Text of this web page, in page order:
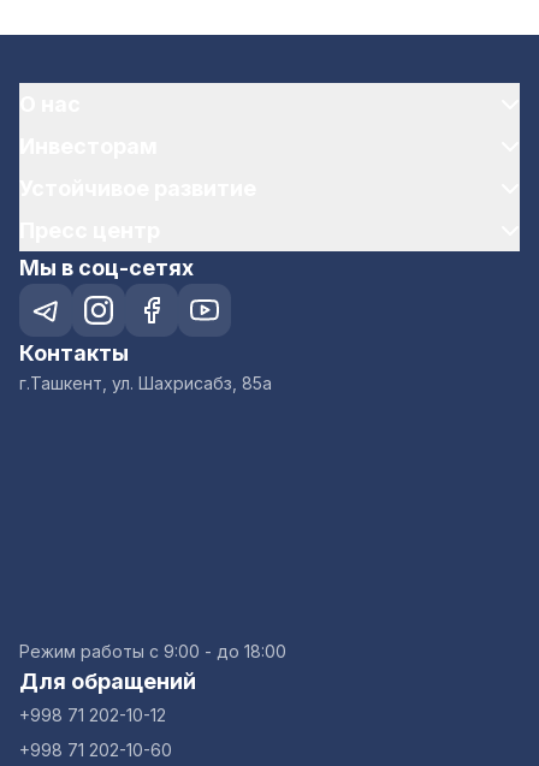
Мы в соц-сетях
Контакты
г.Ташкент, ул. Шахрисабз, 85а
Режим работы с 9:00 - до 18:00
Для обращений
+998 71 202-10-12
+998 71 202-10-60